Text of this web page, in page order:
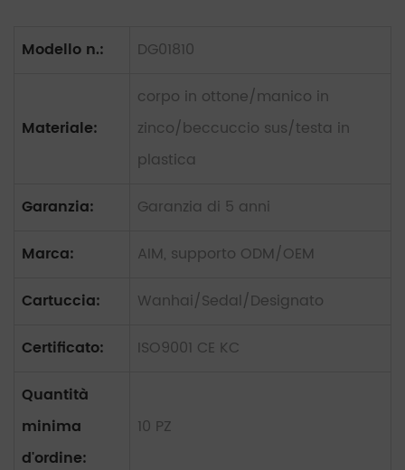
Modello n.: DG01810
Materiale:
corpo in ottone/manico in
zinco/beccuccio sus/testa in
plastica
Garanzia:
Garanzia di 5 anni
Marca:
AIM, supporto ODM/OEM
Cartuccia:
Wanhai/Sedal/Designato
Certificato:
ISO9001 CE KC
Quantità
minima
d'ordine:
10 PZ